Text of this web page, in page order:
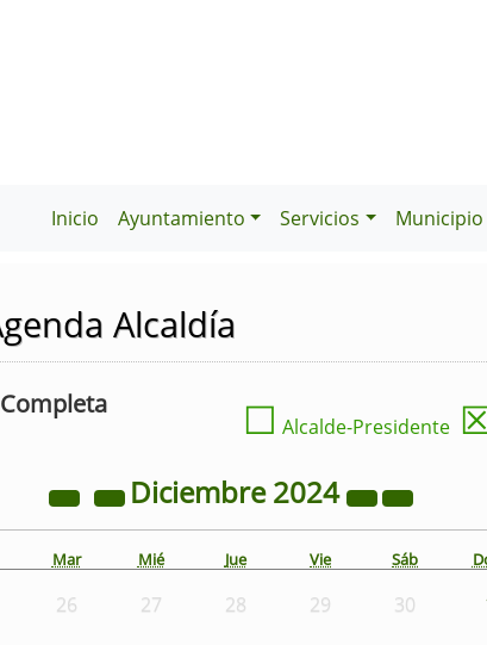
Inicio Ayuntamiento Servicios Municipio
Alcaldía
☐ Alcalde-Presidente
Diciembre2024
Mar Mié Jue Vie Sáb
26 27 28 29 30